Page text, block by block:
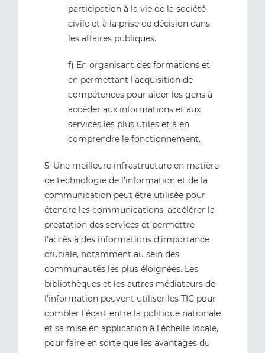
participation à la vie de la société
civile et à la prise de décision dans
les affaires publiques.
f) En organisant des formations et
en permettant l’acquisition de
compétences pour aider les gens à
accéder aux informations et aux
services les plus utiles et à en
comprendre le fonctionnement.
5. Une meilleure infrastructure en matière
de technologie de l’information et de la
communication peut être utilisée pour
étendre les communications, accélérer la
prestation des services et permettre
l’accès à des informations d’importance
cruciale, notamment au sein des
communautés les plus éloignées. Les
bibliothèques et les autres médiateurs de
l’information peuvent utiliser les TIC pour
combler l’écart entre la politique nationale
et sa mise en application à l’échelle locale,
pour faire en sorte que les avantages du